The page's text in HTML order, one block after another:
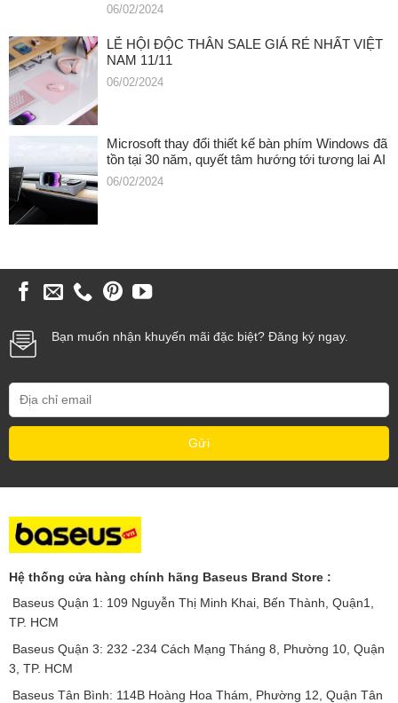
06/02/2024
LỄ HỘI ĐỘC THÂN SALE GIÁ RẺ NHẤT VIỆT
NAM 11/11
06/02/2024
Microsoft thay đổi thiết kế bàn phím Windows đã
tồn tại 30 năm, quyết tâm hướng tới tương lai AI
06/02/2024
Bạn muốn nhận khuyến mãi đặc biệt? Đăng ký ngay.
Hệ thống cửa hàng chính hãng Baseus Brand Store :
Baseus Quận 1: 109 Nguyễn Thị Minh Khai, Bến Thành, Quận1,
TP. HCM
Baseus Quận 3: 232 -234 Cách Mạng Tháng 8, Phường 10, Quận
3, TP. HCM
Baseus Tân Bình: 114B Hoàng Hoa Thám, Phường 12, Quận Tân